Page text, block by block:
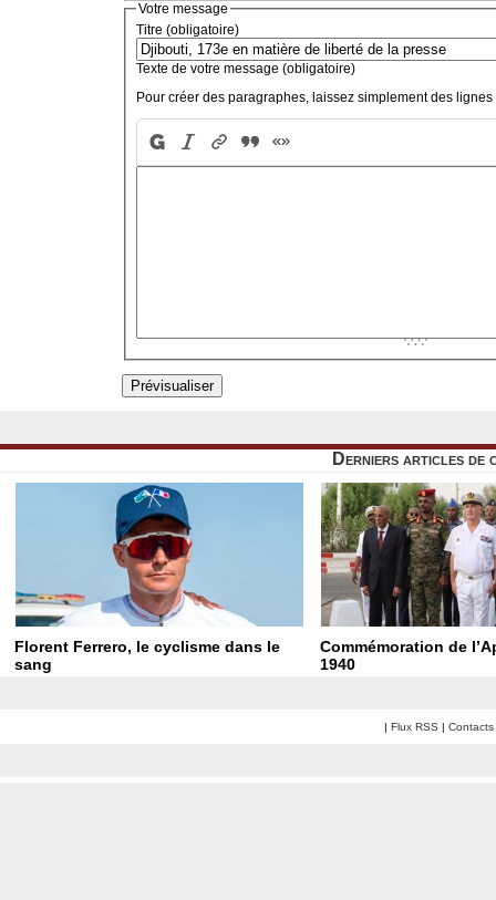
Votre message
Titre (obligatoire)
Texte de votre message (obligatoire)
Pour créer des paragraphes, laissez simplement des lignes
Derniers articles de
Florent Ferrero, le cyclisme dans le
sang
Commémoration de
1940
| Flux RSS | Contacts